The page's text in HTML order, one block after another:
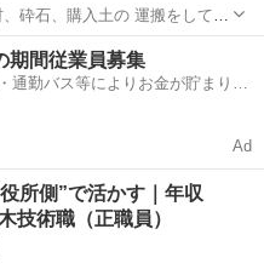
砕石、購入土の 運搬をしてい
円税別 よろしくお
砕石
期間従業員募集
通勤バス等によりお金が貯まりや
Ad
所側”で活かす｜年収
技術職（正職員）